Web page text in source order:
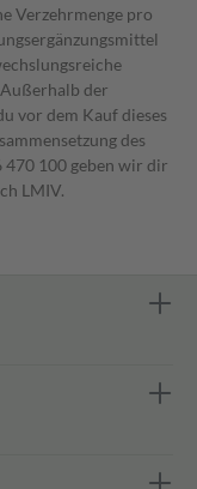
Verzehrmenge pro
der
vor dem Kauf dieses
des
100 geben wir dir
LMIV.